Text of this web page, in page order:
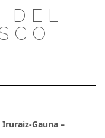
DEL
modo de navegación
Iruraiz-Gauna –